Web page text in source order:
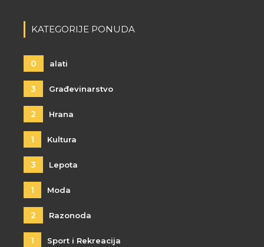
KATEGORIJE PONUDA
0 alati
3 Građevinarstvo
2 Hrana
1 Kultura
3 Lepota
1 Moda
2 Razonoda
1 Sport i Rekreacija